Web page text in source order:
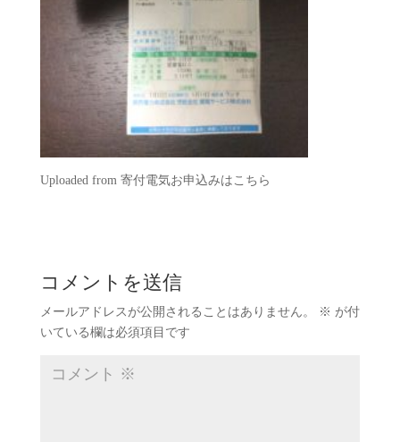
Uploaded from 寄付電気お申込みはこちら
コメントを送信
メールアドレスが公開されることはありません。 ※ が付
いている欄は必須項目です